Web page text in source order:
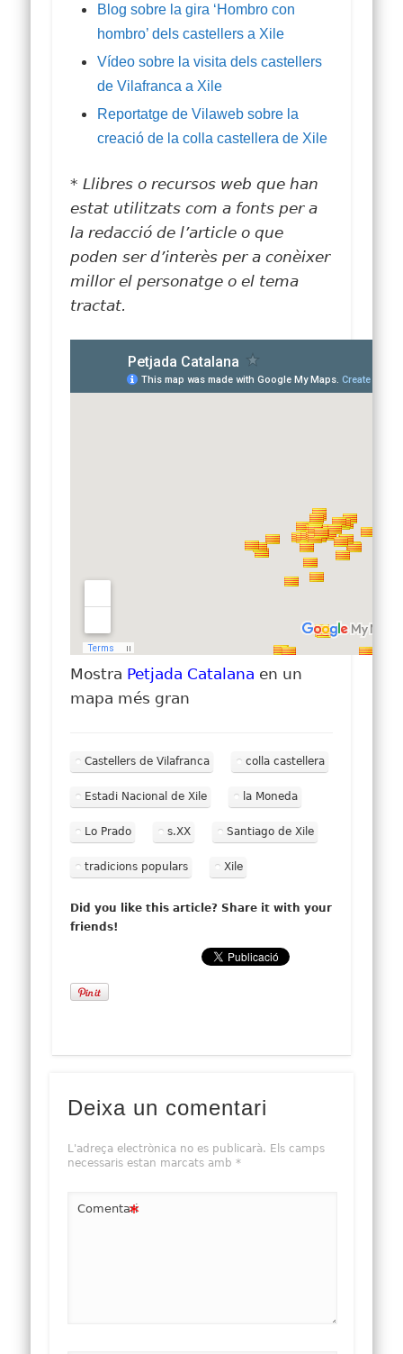
Blog sobre la gira ‘Hombro con
hombro’ dels castellers a Xile
Vídeo sobre la visita dels castellers
de Vilafranca a Xile
Reportatge de Vilaweb sobre la
creació de la colla castellera de Xile
* Llibres o recursos web que han
estat utilitzats com a fonts per a
la redacció de l’article o que
poden ser d’interès per a conèixer
millor el personatge o el tema
tractat.
Mostra Petjada Catalana en un
mapa més gran
Castellers de Vilafranca colla castellera
Estadi Nacional de Xile la Moneda
Lo Prado s.XX Santiago de Xile
tradicions populars Xile
Did you like this article? Share it with your
friends!
Deixa un comentari
L'adreça electrònica no es publicarà. Els camps
necessaris estan marcats amb *
Comentari
*